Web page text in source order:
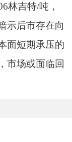
林吉特/吨，
示后市存在向
面短期承压的
市场或面临回